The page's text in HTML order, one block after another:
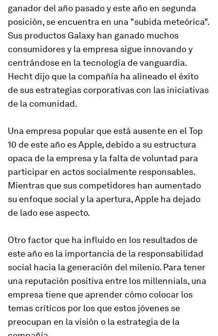
ganador del año pasado y este año en segunda
posición, se encuentra en una "subida meteórica".
Sus productos Galaxy han ganado muchos
consumidores y la empresa sigue innovando y
centrándose en la tecnología de vanguardia.
Hecht dijo que la compañía ha alineado el éxito
de sus estrategias corporativas con las iniciativas
de la comunidad.
Una empresa popular que está ausente en el Top
10 de este año es Apple, debido a su estructura
opaca de la empresa y la falta de voluntad para
participar en actos socialmente responsables.
Mientras que sus competidores han aumentado
su enfoque social y la apertura, Apple ha dejado
de lado ese aspecto.
Otro factor que ha influido en los resultados de
este año es la importancia de la responsabilidad
social hacia la generación del milenio. Para tener
una reputación positiva entre los millennials, una
empresa tiene que aprender cómo colocar los
temas críticos por los que estos jóvenes se
preocupan en la visión o la estrategia de la